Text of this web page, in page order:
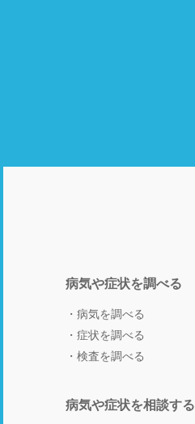
病気や症状を調べる
病気を調べる
症状を調べる
検査を調べる
病気や症状を相談する